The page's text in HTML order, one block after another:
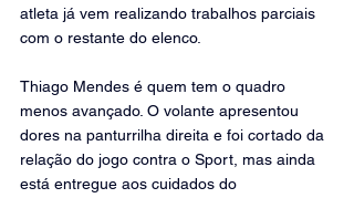
atleta já vem realizando trabalhos parciais
com o restante do elenco.
Thiago Mendes é quem tem o quadro
menos avançado. O volante apresentou
dores na panturrilha direita e foi cortado da
relação do jogo contra o Sport, mas ainda
está entregue aos cuidados do